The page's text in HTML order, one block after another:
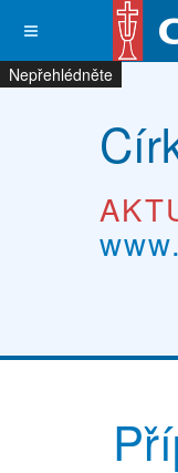
Nepřehlédněte
Nepřehlédněte
Nepřehlédněte
Nepřehlédněte